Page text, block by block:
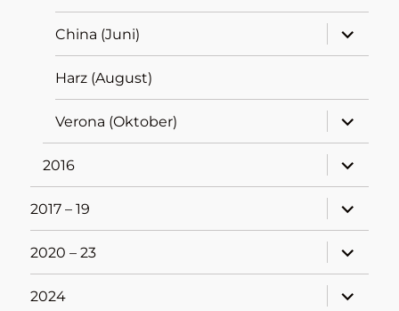
China (Juni)
öffnen
Harz (August)
Verona (Oktober)
öffnen
2016
öffnen
2017 – 19
öffnen
2020 – 23
öffnen
2024
öffnen